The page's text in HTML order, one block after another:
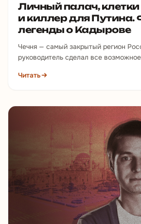
Личный палач,
и киллер для Путина.
легенды о Кадырове
Чечня — самый закрытый регион
руководитель сделал все
Доподлинно до…
Читать